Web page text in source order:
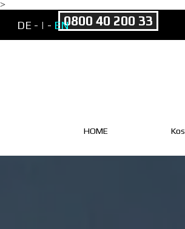
>
Direkt zum Seiteninhalt
DE - | - EN0800 40 200 33
HOME